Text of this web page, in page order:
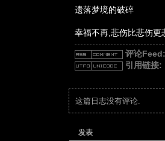
遗落梦境的破碎­
幸福不再,悲伤比悲伤更
评论Feed:
引用链接:
这篇日志没有评论.
发表